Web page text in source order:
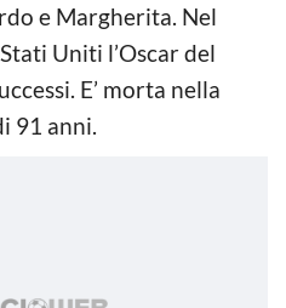
e Margherita. Nel
Uniti l’Oscar del
E’ morta nella
91 anni.